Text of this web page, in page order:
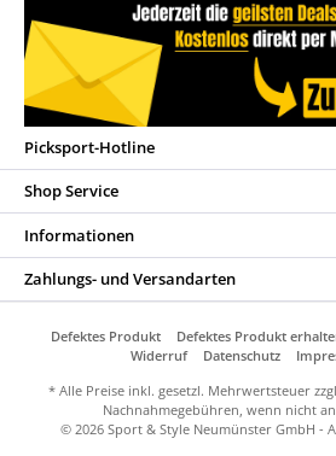
Picksport-Hotline
Shop Service
Informationen
Zahlungs- und Versandarten
Defektes Produkt Defektes Produkt
Widerruf
Datenschutz
* Alle Preise inkl. gesetzl. Mehrwertsteuer
Nachnahmegebühren, wenn nicht
© 2026 Sport & Style Neumünster GmbH -